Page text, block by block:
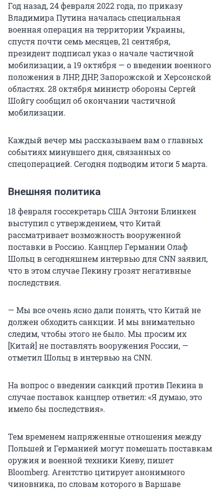
Год назад, 24 февраля 2022 года, по приказу
Владимира Путина началась специальная
военная операция на территории Украины,
спустя почти семь месяцев, 21 сентября,
президент подписал указ о начале частичной
мобилизации, а 19 октября — о введении военного
положения в ЛНР, ДНР, Запорожской и Херсонской
областях. 28 октября министр обороны Сергей
Шойгу сообщил об окончании частичной
мобилизации.
Каждый вечер мы рассказываем вам о главных
событиях минувшего дня, связанных со
спецоперацией. Сегодня подводим итоги 5 марта.
Внешняя политика
18 февраля госсекретарь США Энтони Блинкен
выступил с утверждением, что Китай
рассматривает возможность вооруженной
поставки в Россию. Канцлер Германии Олаф
Шольц в сегодняшнем интервью для CNN заявил,
что в этом случае Пекину грозят негативные
последствия.
— Мы все очень ясно дали понять, что Китай не
должен обходить санкции. И мы внимательно
следим, чтобы этого не было. Мы просим их
[Китай] не поставлять вооружения России, —
отметил Шольц в интервью на CNN.
На вопрос о введении санкций против Пекина в
случае поставок канцлер ответил: «Я думаю, это
имело бы последствия».
Тем временем напряженные отношения между
Польшей и Германией могут помешать поставкам
оружия и военной техники Киеву, пишет
Bloomberg. Агентство цитирует анонимного
чиновника, по словам которого в Варшаве